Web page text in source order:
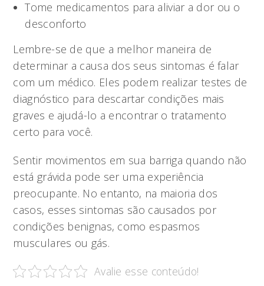
Tome medicamentos para aliviar a dor ou o
desconforto
Lembre-se de que a melhor maneira de
determinar a causa dos seus sintomas é falar
com um médico. Eles podem realizar testes de
diagnóstico para descartar condições mais
graves e ajudá-lo a encontrar o tratamento
certo para você.
Sentir movimentos em sua barriga quando não
está grávida pode ser uma experiência
preocupante. No entanto, na maioria dos
casos, esses sintomas são causados ​​por
condições benignas, como espasmos
musculares ou gás.
Avalie esse conteúdo!